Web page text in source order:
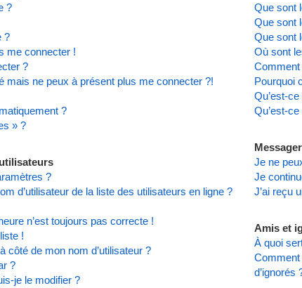
?
?
me connecter !
?
mais ne peux à présent plus me connecter ?!
?
» ?
?
d’utilisateur de la liste des utilisateurs en ligne ?
n’est toujours pas correcte !
!
côté de mon nom d’utilisateur ?
?
je le modifier ?
Que sont
Que sont
Que sont
Où sont
Comment
Pourquoi
Qu’est-
Qu’est-
Je ne
Je
J’ai reçu
Amis et
À quoi
Comment
d’ignorés